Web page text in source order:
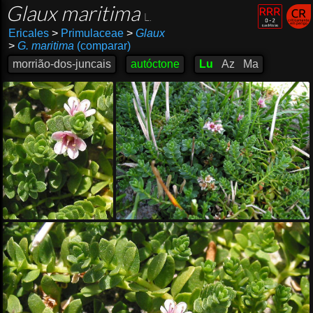
Glaux maritima
Ericales >Primulaceae > Glaux
> G. maritima (comparar)
morrião-dos-juncais
autóctone Lu Az Ma